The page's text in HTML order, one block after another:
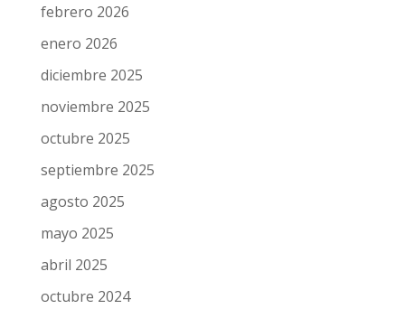
febrero 2026
enero 2026
diciembre 2025
noviembre 2025
octubre 2025
septiembre 2025
agosto 2025
mayo 2025
abril 2025
octubre 2024